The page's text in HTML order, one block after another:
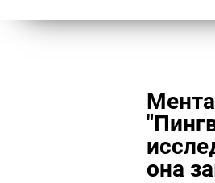
она